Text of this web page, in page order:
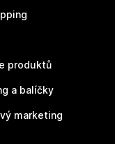
produktů
a balíčky
marketing